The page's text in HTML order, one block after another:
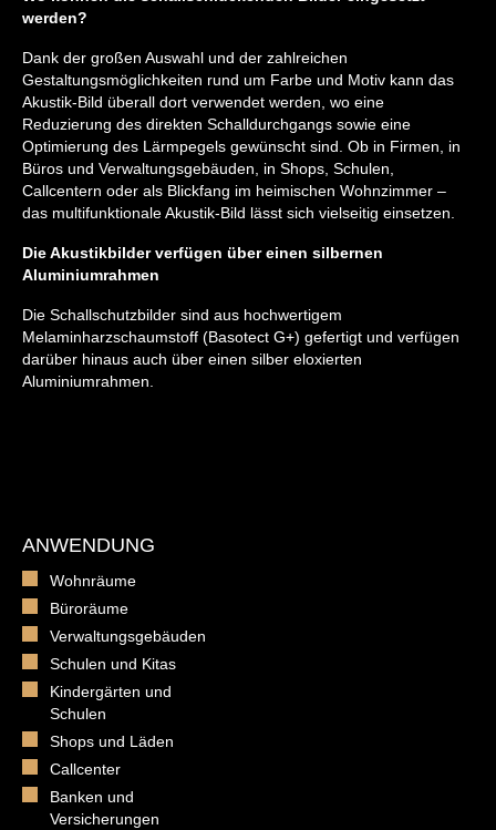
werden?
Dank der großen Auswahl und der zahlreichen
Gestaltungsmöglichkeiten rund um Farbe und Motiv kann das
Akustik-Bild überall dort verwendet werden, wo eine
Reduzierung des direkten Schalldurchgangs sowie eine
Optimierung des Lärmpegels gewünscht sind. Ob in Firmen, in
Büros und Verwaltungsgebäuden, in Shops, Schulen,
Callcentern oder als Blickfang im heimischen Wohnzimmer –
das multifunktionale Akustik-Bild lässt sich vielseitig einsetzen.
Die Akustikbilder verfügen über einen silbernen
Aluminiumrahmen
Die Schallschutzbilder sind aus hochwertigem
Melaminharzschaumstoff (Basotect G+) gefertigt und verfügen
darüber hinaus auch über einen silber eloxierten
Aluminiumrahmen.
ANWENDUNG
Wohnräume
Büroräume
Verwaltungsgebäuden
Schulen und Kitas
Kindergärten und
Schulen
Shops und Läden
Callcenter
Banken und
Versicherungen